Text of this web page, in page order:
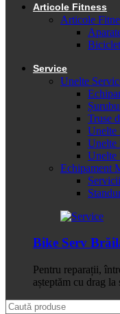
Articole Fitness
Articole
Service
Unelte
Truse
Unelte
Unelte
Unelte
Echipament
Bike Serv
Pentru reparații,
așteptăm cu drag